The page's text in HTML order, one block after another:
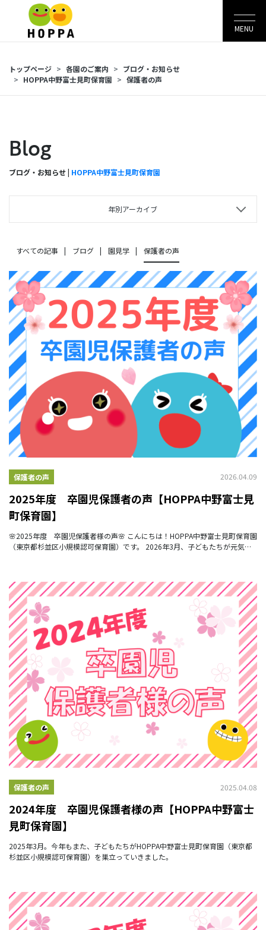
MENU
トップページ 各園のご案内
ブログ・お知らせ
HOPPA中野富士見町保育園
保護者の声
Blog
ブログ・お知らせ | HOPPA中野富士見町保育園
年別アーカイブ
すべての記事 ブログ 園見学 保護者の声
保護者の声 2026.04.09
2025年度 卒園児保護者の声【HOPPA中野富士見
町保育園】
🌸2025年度 卒園児保護者様の声🌸 こんにちは！HOPPA中野富士見町保育園
（東京都杉並区小規模認可保育園）です。 2026年3月、子どもたちが元気に
保護者の声 2025.04.08
2024年度 卒園児保護者様の声【HOPPA中野富士
見町保育園】
2025年3月。今年もまた、子どもたちがHOPPA中野富士見町保育園（東京都
杉並区小規模認可保育園）を巣立っていきました。